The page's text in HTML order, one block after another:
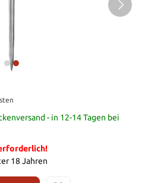
- in 12-14 Tagen bei
18 Jahren